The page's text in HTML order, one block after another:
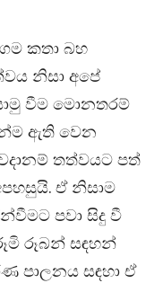
කතා බහ
නිසා අපේ
වීම මොනතරම්
ඇති වෙන
තත්වයට පත්
ඒ නිසාම
පවා සිදු වී
රූබන් සඳහන්
පාලනය සඳහා ඒ